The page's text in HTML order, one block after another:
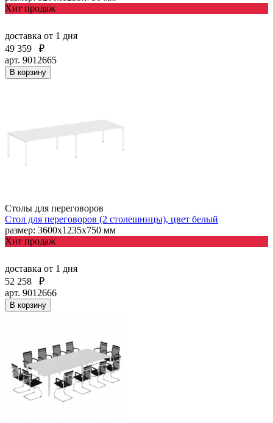
Хит продаж
доставка от 1 дня
49 359
₽
арт. 9012665
В корзину
Столы для переговоров
Стол для переговоров (2 столешницы), цвет белый
размер: 3600х1235х750 мм
Хит продаж
доставка от 1 дня
52 258
₽
арт. 9012666
В корзину